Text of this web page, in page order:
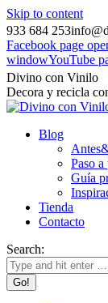
Skip to content
933 684 253
Facebook page
windowYouTube
Divino con Vinilo
Decora y recicla
Blog
Paso a
Guía
Tienda
Contacto
Search: